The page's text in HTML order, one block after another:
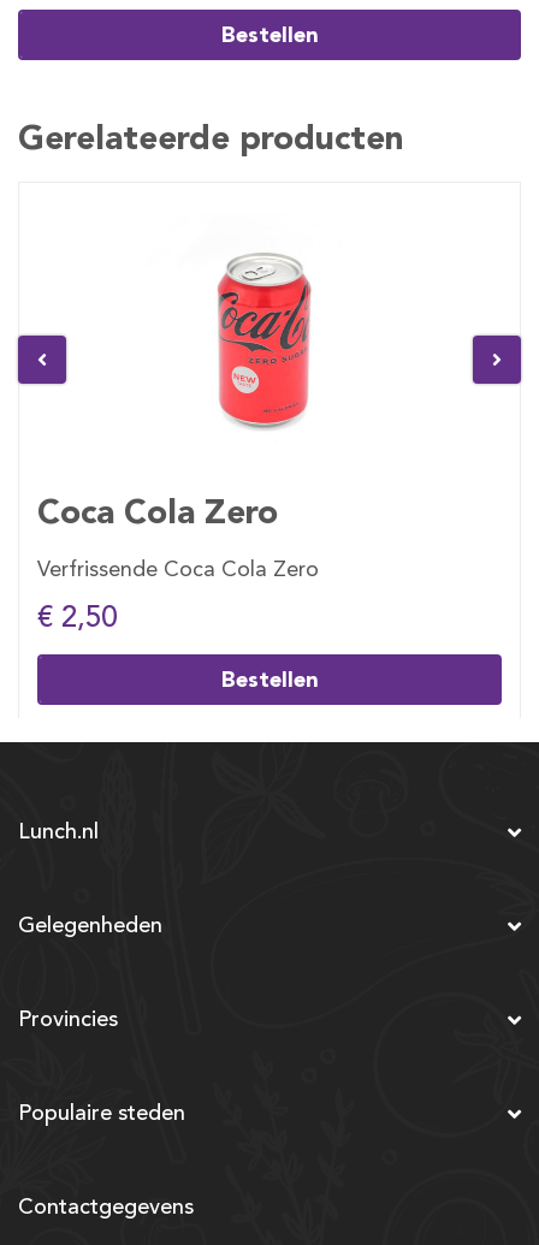
Bestellen
Gerelateerde producten
Coca Cola Zero
Verfrissende Coca Cola Zero
€ 2,50
Bestellen
Lunch.nl
Gelegenheden
Provincies
Populaire steden
Contactgegevens